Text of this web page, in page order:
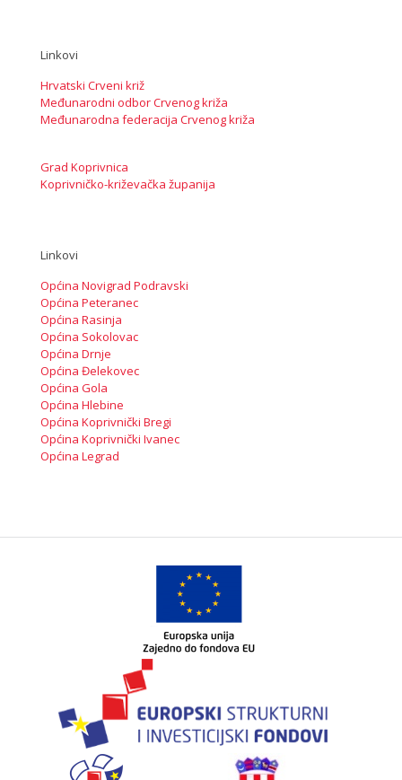
Linkovi
Hrvatski Crveni križ
Međunarodni odbor Crvenog križa
Međunarodna federacija Crvenog križa
Grad Koprivnica
Koprivničko-križevačka županija
Linkovi
Općina Novigrad Podravski
Općina Peteranec
Općina Rasinja
Općina Sokolovac
Općina Drnje
Općina Đelekovec
Općina Gola
Općina Hlebine
Općina Koprivnički Bregi
Općina Koprivnički Ivanec
Općina Legrad